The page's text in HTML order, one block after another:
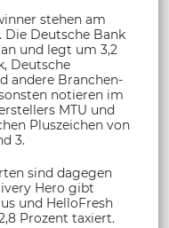
stehen am
Die Deutsche Bank
und legt um 3,2
Deutsche
andere Branchen-
notieren im
MTU und
Pluszeichen von
3.
sind dagegen
Hero gibt
und HelloFresh
Prozent taxiert.